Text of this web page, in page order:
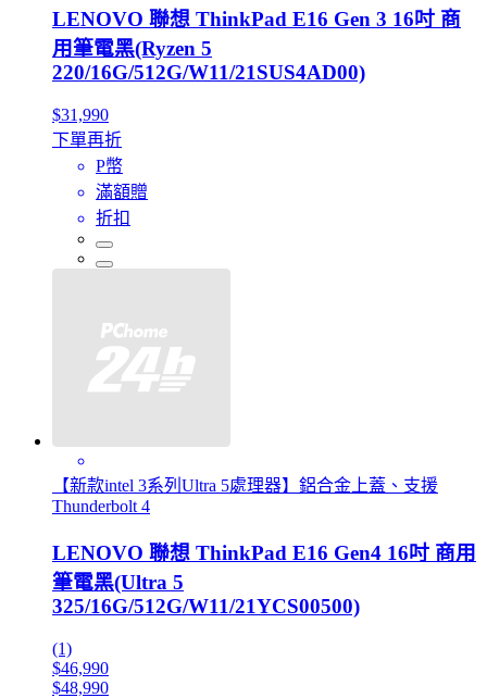
LENOVO 聯想 ThinkPad E16 Gen 3 16吋 商
用筆電黑(Ryzen 5
220/16G/512G/W11/21SUS4AD00)
$31,990
下單再折
P幣
滿額贈
折扣
【新款intel 3系列Ultra 5處理器】鋁合金上蓋、支援
Thunderbolt 4
LENOVO 聯想 ThinkPad E16 Gen4 16吋 商用
筆電黑(Ultra 5
325/16G/512G/W11/21YCS00500)
(1)
$46,990
$48,990